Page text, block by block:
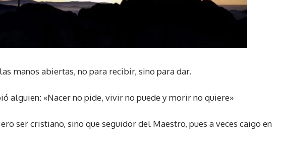
manos abiertas, no para recibir, sino para dar.
alguien: «Nacer no pide, vivir no puede y morir no quiere»
ser cristiano, sino que seguidor del Maestro, pues a veces caigo en